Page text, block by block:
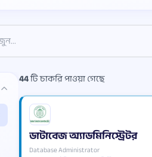
44টি চাকরি পাওয়া গেছে
ডাটাবেজ অ্যাডমিনিস্ট্রেটর
Database Administrator